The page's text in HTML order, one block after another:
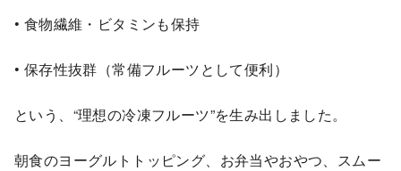
• 食物繊維・ビタミンも保持
• 保存性抜群（常備フルーツとして便利）
という、“理想の冷凍フルーツ”を生み出しました。
朝食のヨーグルトトッピング、お弁当やおやつ、スムー